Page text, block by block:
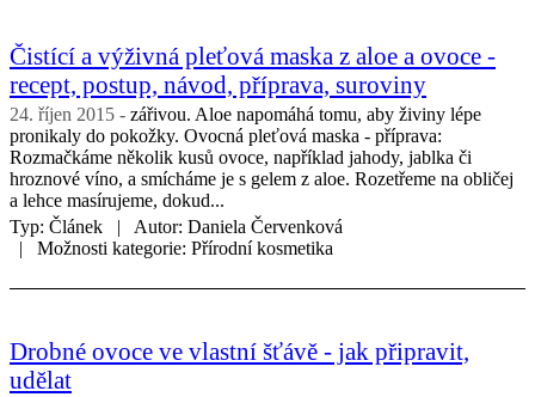
Čistící a výživná pleťová maska z aloe a ovoce -
recept, postup, návod, příprava, suroviny
24. říjen 2015
zářivou. Aloe napomáhá tomu, aby živiny lépe
pronikaly do pokožky. Ovocná pleťová maska - příprava:
Rozmačkáme několik kusů ovoce, například jahody, jablka či
hroznové víno, a smícháme je s gelem z aloe. Rozetřeme na obličej
a lehce masírujeme, dokud...
Typ: Článek Autor: Daniela Červenková
Možnosti kategorie: Přírodní kosmetika
Drobné ovoce ve vlastní šťávě - jak připravit,
udělat